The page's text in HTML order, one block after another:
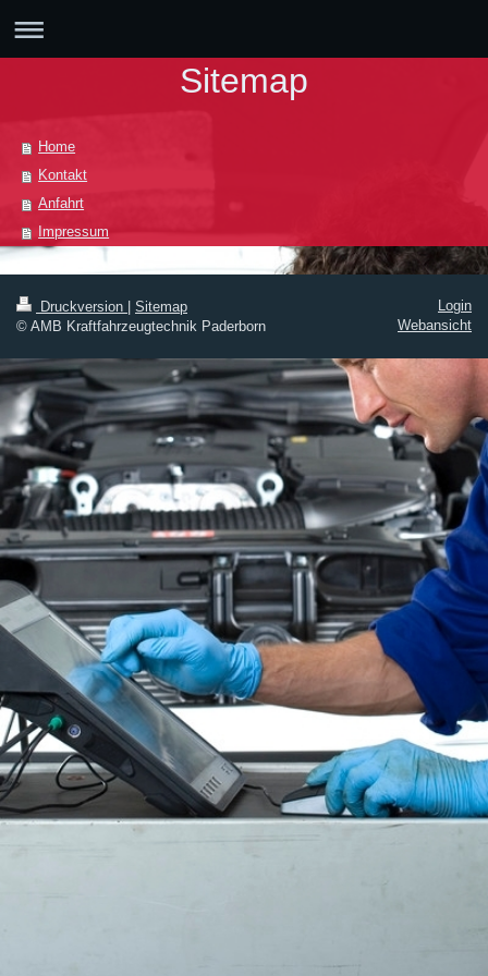
Sitemap
Home
Kontakt
Anfahrt
Impressum
Druckversion
Sitemap
© AMB Kraftfahrzeugtechnik Paderborn
Login
Webansicht